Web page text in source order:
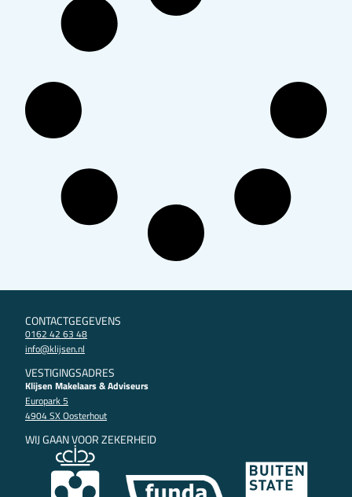
CONTACTGEGEVENS
0162 42 63 48
info@klijsen.nl
VESTIGINGSADRES
Klijsen Makelaars & Adviseurs
Europark 5
4904 SX Oosterhout
WIJ GAAN VOOR ZEKERHEID